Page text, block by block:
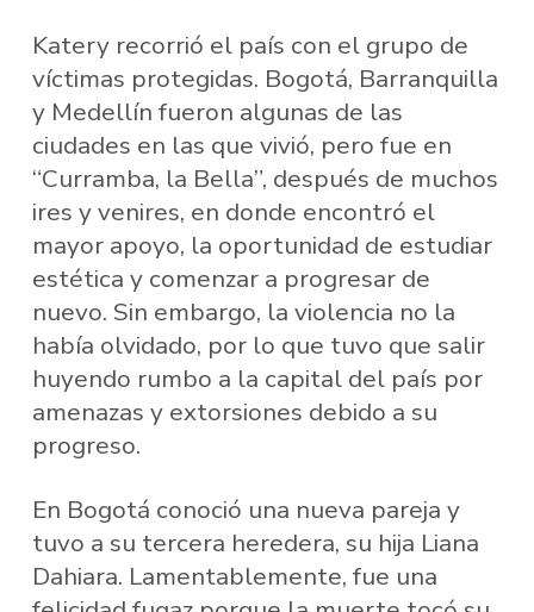
Katery recorrió el país con el grupo de
víctimas protegidas. Bogotá, Barranquilla
y Medellín fueron algunas de las
ciudades en las que vivió, pero fue en
“Curramba, la Bella”, después de muchos
ires y venires, en donde encontró el
mayor apoyo, la oportunidad de estudiar
estética y comenzar a progresar de
nuevo. Sin embargo, la violencia no la
había olvidado, por lo que tuvo que salir
huyendo rumbo a la capital del país por
amenazas y extorsiones debido a su
progreso.
En Bogotá conoció una nueva pareja y
tuvo a su tercera heredera, su hija Liana
Dahiara. Lamentablemente, fue una